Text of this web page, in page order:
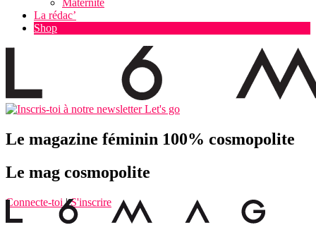
Maternité
La rédac’
Shop
Let's go
Le magazine féminin 100% cosmopolite
Le mag cosmopolite
Connecte-toi|S'inscrire